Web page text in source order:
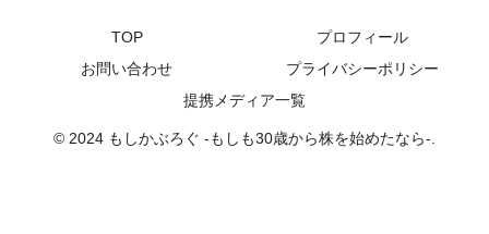
TOP
プロフィール
お問い合わせ
プライバシーポリシー
提携メディア一覧
© 2024 もしかぶろぐ -もしも30歳から株を始めたなら-.